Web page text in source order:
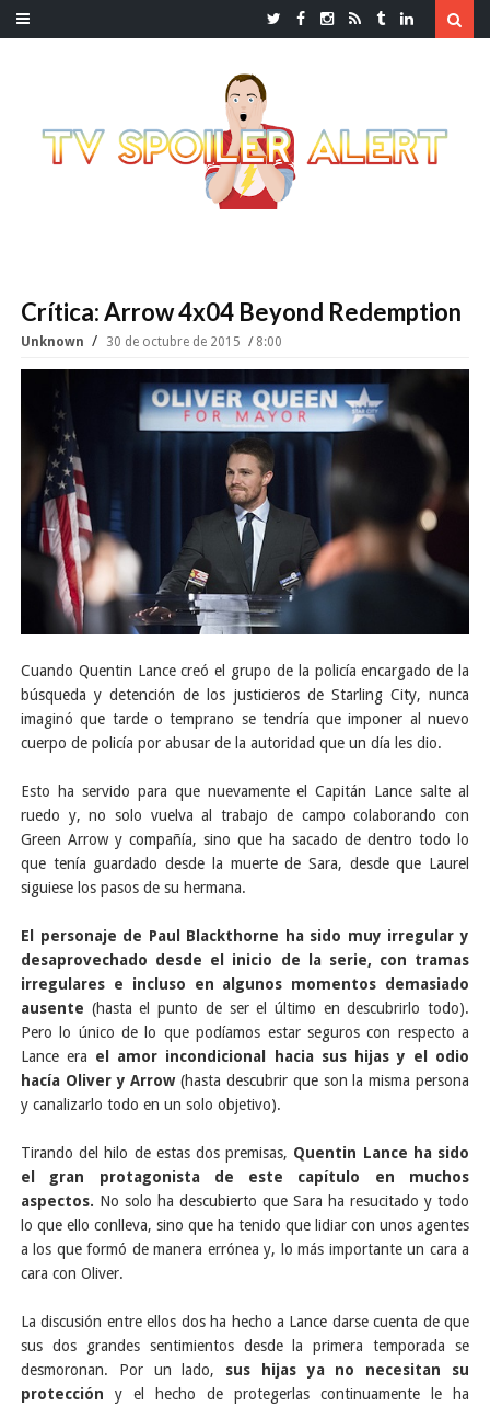
Crítica: Arrow 4x04 Beyond Redemption
Unknown 30 de octubre de 2015 8:00
Cuando Quentin Lance creó el grupo de la policía encargado de la
búsqueda y detención de los justicieros de Starling City, nunca
imaginó que tarde o temprano se tendría que imponer al nuevo
cuerpo de policía por abusar de la autoridad que un día les dio.
Esto ha servido para que nuevamente el Capitán Lance salte al
ruedo y, no solo vuelva al trabajo de campo colaborando con
Green Arrow y compañía, sino que ha sacado de dentro todo lo
que tenía guardado desde la muerte de Sara, desde que Laurel
siguiese los pasos de su hermana.
El personaje de Paul Blackthorne ha sido muy irregular y
desaprovechado desde el inicio de la serie, con tramas
irregulares e incluso en algunos momentos demasiado
ausente (hasta el punto de ser el último en descubrirlo todo).
Pero lo único de lo que podíamos estar seguros con respecto a
Lance era el amor incondicional hacia sus hijas y el odio
hacía Oliver y Arrow(hasta descubrir que son la misma persona
y canalizarlo todo en un solo objetivo).
Tirando del hilo de estas dos premisas, Quentin Lance ha sido
el gran protagonista de este capítulo en muchos
aspectos. No solo ha descubierto que Sara ha resucitado y todo
lo que ello conlleva, sino que ha tenido que lidiar con unos agentes
a los que formó de manera errónea y, lo más importante un cara a
cara con Oliver.
La discusión entre ellos dos ha hecho a Lance darse cuenta de que
sus dos grandes sentimientos desde la primera temporada se
desmoronan. Por un lado, sus hijas ya no necesitan su
protección y el hecho de protegerlas continuamente le ha